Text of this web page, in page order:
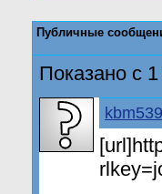
Публичные
Показано с